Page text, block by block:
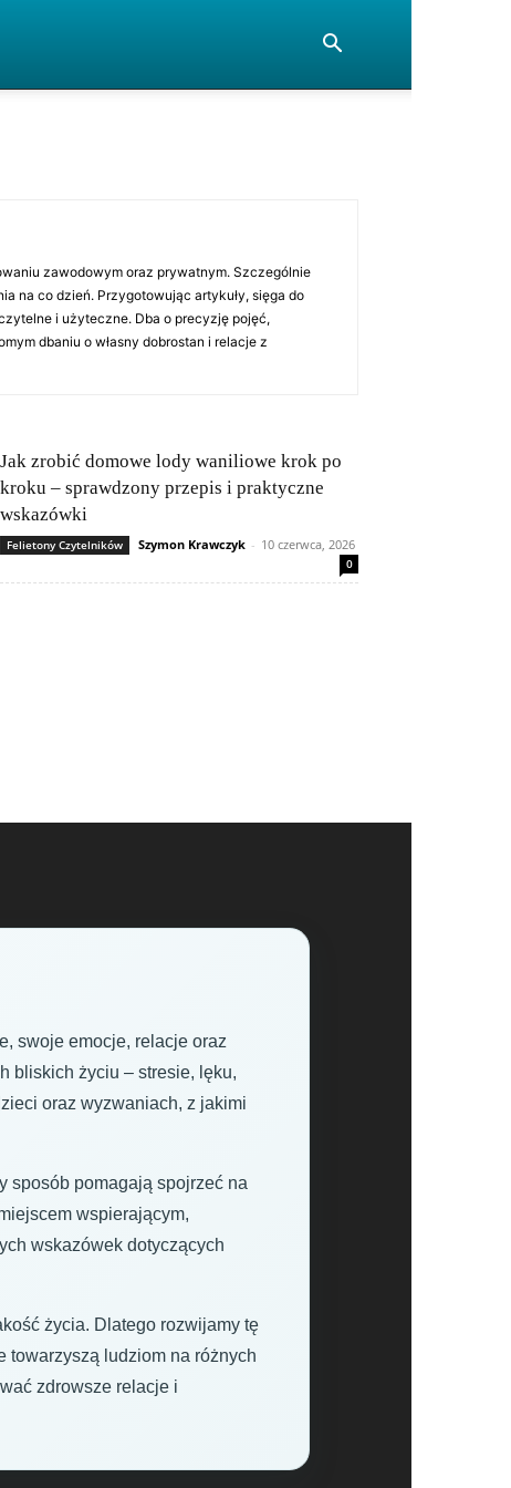
zawodowym oraz prywatnym. Szczególnie
na co dzień. Przygotowując artykuły, sięga do
i użyteczne. Dba o precyzję pojęć,
dbaniu o własny dobrostan i relacje z
Jak zrobić domowe lody waniliowe krok po
kroku – sprawdzony przepis i praktyczne
wskazówki
Felietony Czytelników Szymon Krawczyk - 10 czerwca, 2026
0
swoje emocje, relacje oraz
bliskich życiu – stresie, lęku,
oraz wyzwaniach, z jakimi
sposób pomagają spojrzeć na
wspierającym,
wskazówek dotyczących
życia. Dlatego rozwijamy tę
towarzyszą ludziom na różnych
zdrowsze relacje i